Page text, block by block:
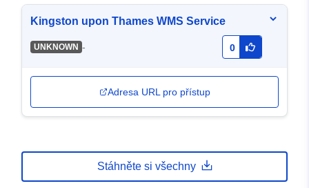
Kingston upon Thames WMS Service
UNKNOWN - 0
Adresa URL pro přístup
Stáhněte si všechny